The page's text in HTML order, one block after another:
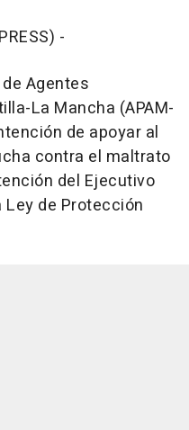
-
Agentes
La Mancha (APAM-
de apoyar al
contra el maltrato
del Ejecutivo
de Protección